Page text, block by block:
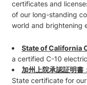
certificates and
of our long-standing
world and brightening
State of California
a certified C-10
加州上院承認証明書
State certificate for